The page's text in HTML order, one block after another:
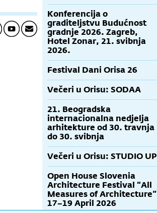
Konferencija o
graditeljstvu Budućnost
gradnje 2026. Zagreb,
Hotel Zonar, 21. svibnja
2026.
Festival Dani Orisa 26
Večeri u Orisu: SODAA
21. Beogradska
internacionalna nedjelja
arhitekture od 30. travnja
do 30. svibnja
Večeri u Orisu: STUDIO UP
Open House Slovenia
Architecture Festival “All
Measures of Architecture”
17–19 April 2026